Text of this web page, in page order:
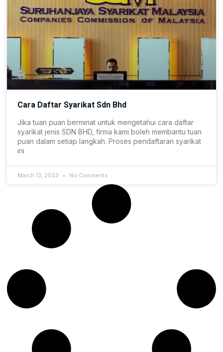
Cara Daftar Syarikat Sdn Bhd
Jika tuan puan berminat untuk mengetahui cara daftar
syarikat jenis SDN BHD, firma kami boleh membantu tuan
puan dalam setiap langkah. Proses pendaftaran syarikat
ini
March 13, 2023 No Comments